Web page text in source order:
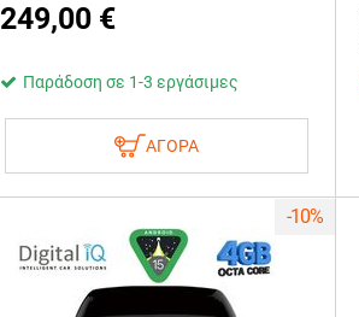
249,00 €
Παράδοση σε 1-3 εργάσιμες
ΑΓΟΡΑ
-10%